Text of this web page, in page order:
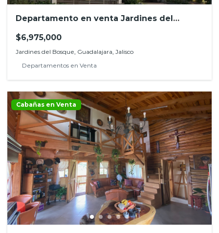
Departamento en venta Jardines del
$6,975,000
Jardines del Bosque, Guadalajara, Jalisco
Departamentos en Venta
Cabañas en Venta